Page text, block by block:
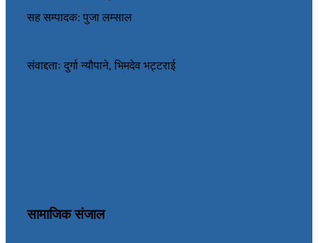
सह सम्पादक: पुजा लम्साल
संवाद्दताः दुर्गा न्यौपाने, भिमदेव भट्टराई
सामाजिक संजाल